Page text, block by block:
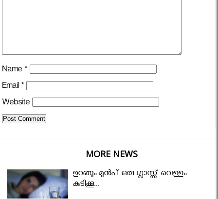
Name *
Email *
Website
MORE NEWS
ഉറങ്ങും മുന്‍പ് ഒരു ഗ്ലാസ്സ് വെള്ളം
കുടിക്കൂ...